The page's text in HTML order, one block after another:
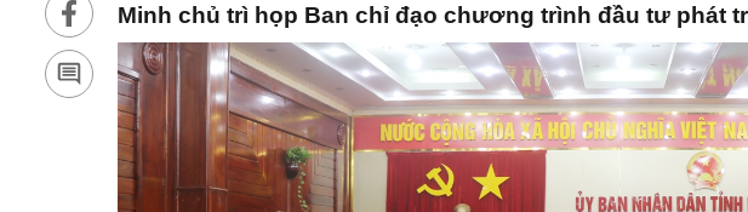
Minh chủ trì họp Ban chỉ đạo chương trình đầu tư phát